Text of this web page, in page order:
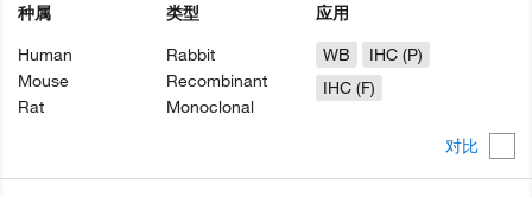
对比
种属
Human
Mouse
Rat
类型
Rabbit
Recombinant
Monoclonal
应用
WB
IHC (P)
IHC (F)